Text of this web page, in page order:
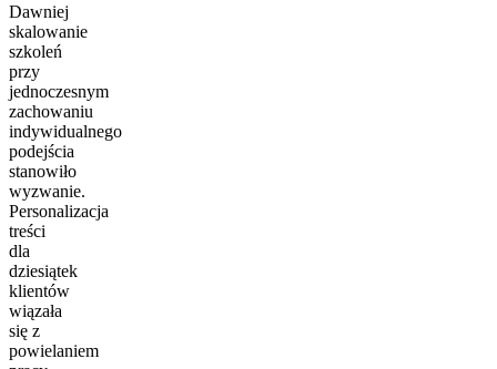
Dawniej
skalowanie
szkoleń
przy
jednoczesnym
zachowaniu
indywidualnego
podejścia
stanowiło
wyzwanie.
Personalizacja
treści
dla
dziesiątek
klientów
wiązała
się z
powielaniem